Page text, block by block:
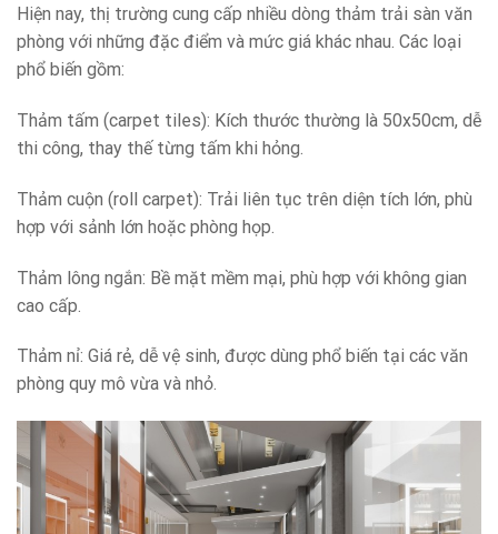
Hiện nay, thị trường cung cấp nhiều dòng thảm trải sàn văn
phòng với những đặc điểm và mức giá khác nhau. Các loại
phổ biến gồm:
Thảm tấm (carpet tiles): Kích thước thường là 50x50cm, dễ
thi công, thay thế từng tấm khi hỏng.
Thảm cuộn (roll carpet): Trải liên tục trên diện tích lớn, phù
hợp với sảnh lớn hoặc phòng họp.
Thảm lông ngắn: Bề mặt mềm mại, phù hợp với không gian
cao cấp.
Thảm nỉ: Giá rẻ, dễ vệ sinh, được dùng phổ biến tại các văn
phòng quy mô vừa và nhỏ.